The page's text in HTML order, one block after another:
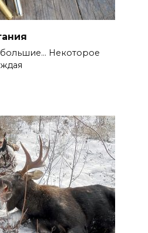
большие… Некоторое